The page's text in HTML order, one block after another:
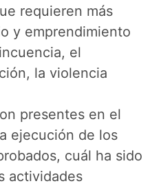
requieren más
y emprendimiento
el
la violencia
presentes en el
ejecución de los
cuál ha sido
actividades